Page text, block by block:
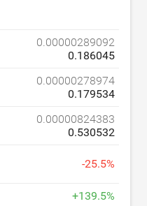
0.00000289092
0.186045
0.00000278974
0.179534
0.00000824383
0.530532
-25.5%
+139.5%